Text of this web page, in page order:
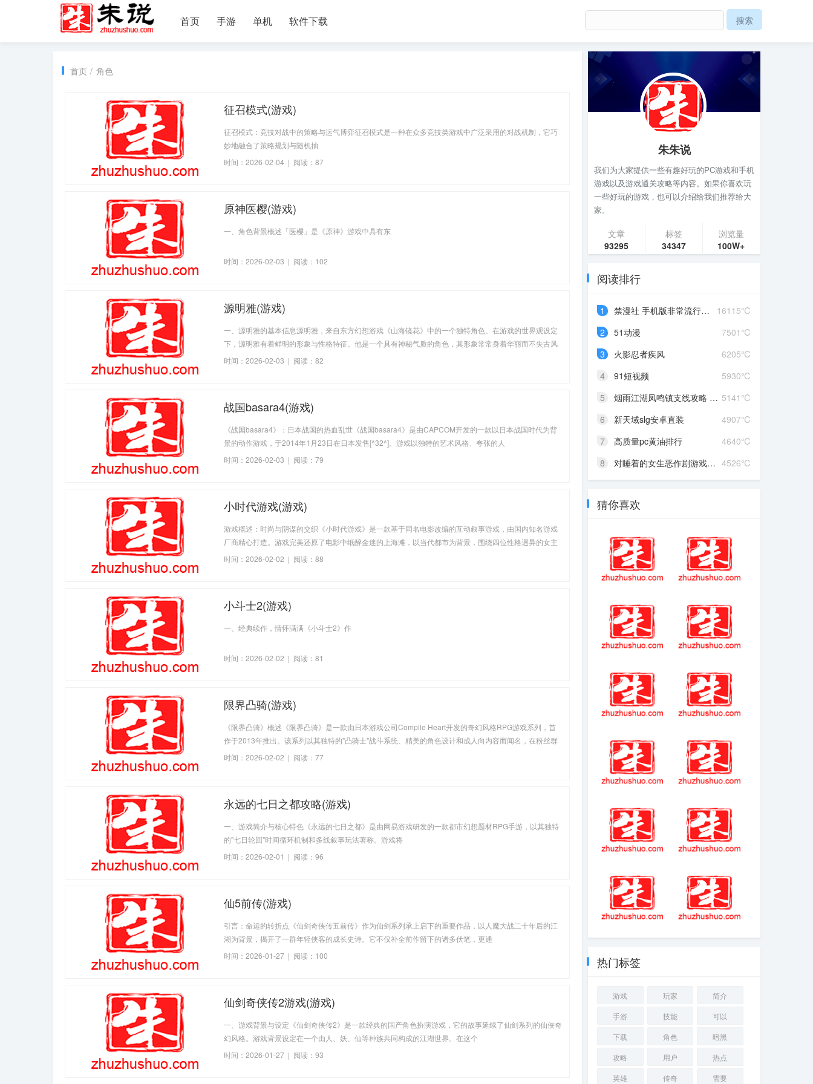
首页 手游 单机 软件下载
首页 / 角色
征召模式(游戏)
征召模式：竞技对战中的策略与运气博弈征召模式是一种在众多竞技类游戏中广泛采用的对战机制，它巧
妙地融合了策略规划与随机抽
时间：2026-02-04 | 阅读：87
原神医樱(游戏)
一、角色背景概述「医樱」是《原神》游戏中具有东
时间：2026-02-03 | 阅读：102
源明雅(游戏)
一、源明雅的基本信息源明雅，来自东方幻想游戏《山海镜花》中的一个独特角色。在游戏的世界观设定
下，源明雅有着鲜明的形象与性格特征。他是一个具有神秘气质的角色，其形象常常身着华丽而不失古风
的服饰，有着独特的外貌特征，能让人一眼从众多角色中识别出来。二、角色形象解读源明雅的形象充满
时间：2026-02-03 | 阅读：82
战国basara4(游戏)
《战国basara4》：日本战国的热血乱世《战国basara4》是由CAPCOM开发的一款以日本战国时代为背
景的动作游戏，于2014年1月23日在日本发售[^32^]。游戏以独特的艺术风格、夸张的人
时间：2026-02-03 | 阅读：79
小时代游戏(游戏)
游戏概述：时尚与阴谋的交织《小时代游戏》是一款基于同名电影改编的互动叙事游戏，由国内知名游戏
厂商精心打造。游戏完美还原了电影中纸醉金迷的上海滩，以当代都市为背景，围绕四位性格迥异的女主
角展开一段充满时尚、阴谋与友情的精彩故事。这款游戏不仅复刻了电影中的经典场景，还通过玩家的选
时间：2026-02-02 | 阅读：88
小斗士2(游戏)
一、经典续作，情怀满满《小斗士2》作
时间：2026-02-02 | 阅读：81
限界凸骑(游戏)
《限界凸骑》概述《限界凸骑》是一款由日本游戏公司Compile Heart开发的奇幻风格RPG游戏系列，首
作于2013年推出。该系列以其独特的"凸骑士"战斗系统、精美的角色设计和成人向内容而闻名，在粉丝群
体中拥有极高的讨论度。游戏世界设定在名为"机界"的奇幻大陆，人类与被称为"魔物娘"的种族共存，而"凸
时间：2026-02-02 | 阅读：77
永远的七日之都攻略(游戏)
一、游戏简介与核心特色《永远的七日之都》是由网易游戏研发的一款都市幻想题材RPG手游，以其独特
的"七日轮回"时间循环机制和多线叙事玩法著称。游戏将
时间：2026-02-01 | 阅读：96
仙5前传(游戏)
引言：命运的转折点《仙剑奇侠传五前传》作为仙剑系列承上启下的重要作品，以人魔大战二十年后的江
湖为背景，揭开了一群年轻侠客的成长史诗。它不仅补全前作留下的诸多伏笔，更通
时间：2026-01-27 | 阅读：100
仙剑奇侠传2游戏(游戏)
一、游戏背景与设定《仙剑奇侠传2》是一款经典的国产角色扮演游戏，它的故事延续了仙剑系列的仙侠奇
幻风格。游戏背景设定在一个由人、妖、仙等种族共同构成的江湖世界。在这个
时间：2026-01-27 | 阅读：93
朱朱说
我们为大家提供一些有趣好玩的PC游戏和手机
游戏以及游戏通关攻略等内容。如果你喜欢玩
一些好玩的游戏，也可以介绍给我们推荐给大
家。
文章
93295
标签
34347
浏览量
100W+
阅读排行
16115℃
1
禁漫社 手机版非常流行的漫...
7501℃
2
51动漫
6205℃
3
火影忍者疾风
5930℃
4
91短视频
5141℃
5
烟雨江湖凤鸣镇支线攻略 凤...
4907℃
6
新天域slg安卓直装
4640℃
7
高质量pc黄油排行
4526℃
8 对睡着的女生恶作剧游戏攻...
猜你喜欢
《黑神话：悟
空》销量2800万
套 销售额90亿元
座龙骑兵营
条件
运值必出
一次打红鬼
样
游戏特色
安卓苹果
热门标签
游戏 玩家
简介
手游
技能
可以
下载
角色
暗黑
攻略
用户
热点
英雄
传奇 需要